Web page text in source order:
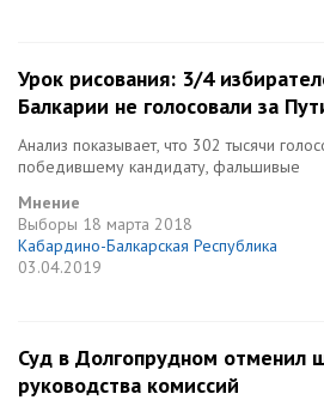
Урок рисования: 3/4
Балкарии не голосовали за
Анализ показывает, что 302 тысячи
победившему кандидату, фальшивые
Мнение
Выборы 18 марта 2018
Кабардино-Балкарская Республика
03.04.2019
Суд в Долгопрудном отменил
руководства комиссий